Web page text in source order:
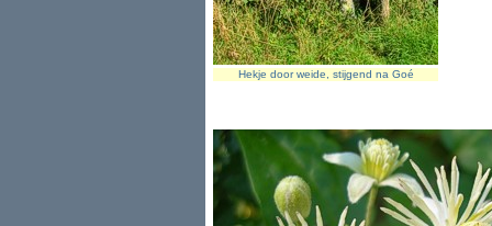
Hekje door weide, stijgend na Goé